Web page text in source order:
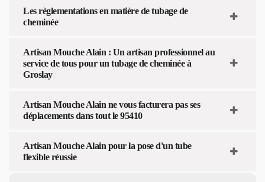
Les règlementations en matière de tubage de
cheminée
Artisan Mouche Alain : Un artisan professionnel au
service de tous pour un tubage de cheminée à
Groslay
Artisan Mouche Alain ne vous facturera pas ses
déplacements dans tout le 95410
Artisan Mouche Alain pour la pose d'un tube
flexible réussie